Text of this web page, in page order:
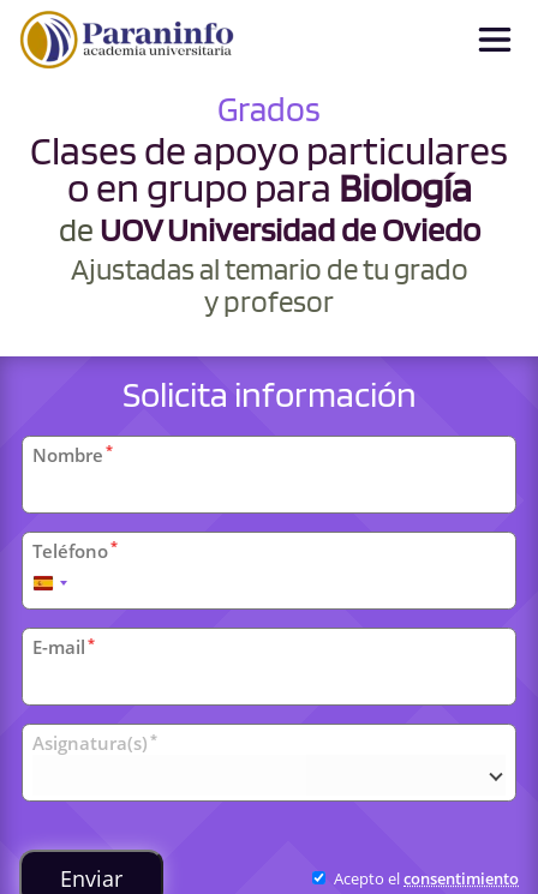
Grados
Clases de apoyo particulares
o en grupo para Biología
de UOV Universidad de Oviedo
Ajustadas al temario de tu grado
y profesor
Solicita información
Datos
personales
Nombre *
Teléfono*
España
+34
E-mail *
Clases
universitarias
Asignatura(s) *
Enviar Acepto elconsentimiento